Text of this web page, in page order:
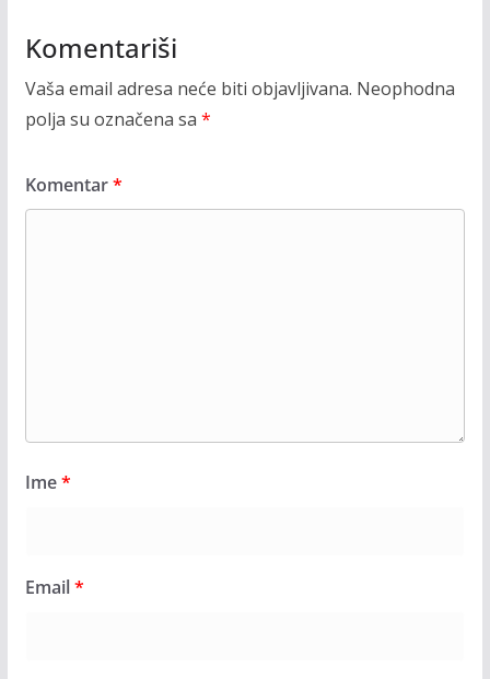
Komentariši
Vaša email adresa neće biti objavljivana. Neophodna
polja su označena sa *
Komentar*
Ime*
Email*